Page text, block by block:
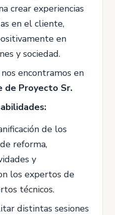
crear experiencias
en el cliente,
en
y sociedad.
encontramos en
de Proyecto Sr.
de los
reforma,
y
los expertos de
técnicos.
distintas sesiones